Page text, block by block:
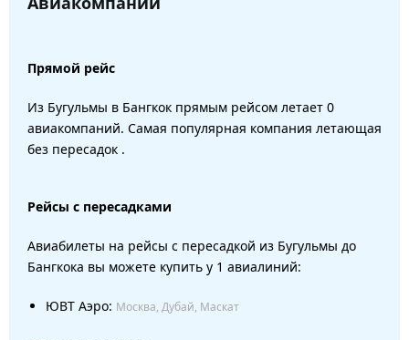
Прямой рейс
Из Бугульмы в Бангкок прямым рейсом летает 0
авиакомпаний. Самая популярная компания летающая
без пересадок .
Рейсы с пересадками
Авиабилеты на рейсы с пересадкой из Бугульмы до
Бангкока вы можете купить у 1 авиалиний:
ЮВТ Аэро: Москва, Дубай, Маскат